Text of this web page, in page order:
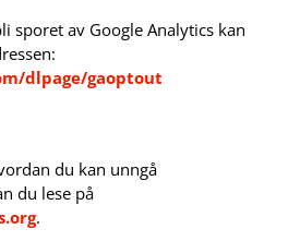
sporet av Google Analytics kan
dlpage/gaoptout
du kan unngå
du lese på
.